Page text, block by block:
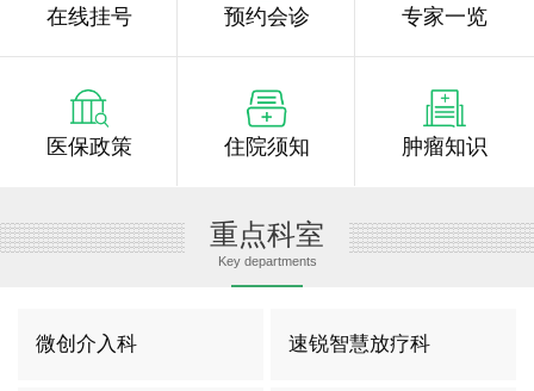
在线挂号 预约会诊 专家一览
医保政策 住院须知 肿瘤知识
重点科室
Key departments
微创介入科 速锐智慧放疗科